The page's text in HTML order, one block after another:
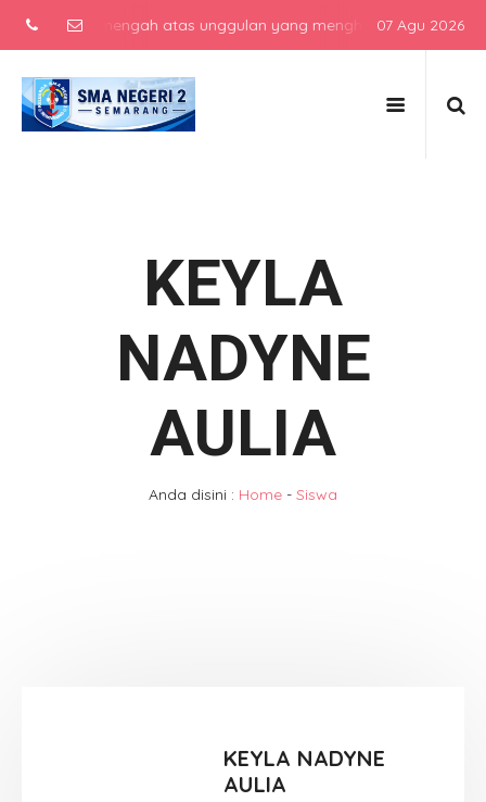
menengah atas unggulan yang menghasilkan lulusan
07 Agu 2026
KEYLA
NADYNE
AULIA
Anda disini : Home - Siswa
KEYLA NADYNE
AULIA